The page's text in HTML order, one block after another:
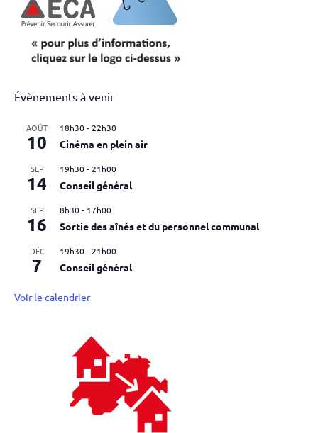
Évènements à venir
AOÛT
10
18h30-22h30
Cinéma en plein air
SEP
14
19h30-21h00
Conseil général
SEP
16
8h30- 17h00
Sortie des aînés et du personnel communal
DÉC
7
19h30-21h00
Conseil général
Voir le calendrier